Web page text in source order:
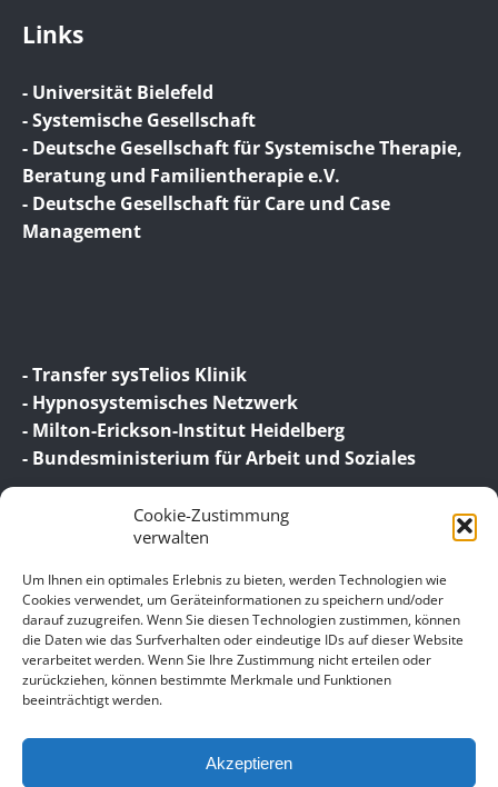
Cookie-Zustimmung
verwalten
Um Ihnen ein optimales Erlebnis zu bieten, werden Technologien wie
Cookies verwendet, um Geräteinformationen zu speichern und/oder
darauf zuzugreifen. Wenn Sie diesen Technologien zustimmen, können
die Daten wie das Surfverhalten oder eindeutige IDs auf dieser Website
verarbeitet werden. Wenn Sie Ihre Zustimmung nicht erteilen oder
zurückziehen, können bestimmte Merkmale und Funktionen
beeinträchtigt werden.
Akzeptieren
Links
- Universität Bielefeld
- Systemische Gesellschaft
- Deutsche Gesellschaft für Systemische Therapie,
Beratung und Familientherapie e.V.
- Deutsche Gesellschaft für Care und Case
Management
- Transfer sysTelios Klinik
- Hypnosystemisches Netzwerk
- Milton-Erickson-Institut Heidelberg
- Bundesministerium für Arbeit und Soziales
© 2026 Birgit Wagner – Coaching | Beratung |
Supervision
Datenschutz
Allgemeine Geschäftsbedingungen für meine